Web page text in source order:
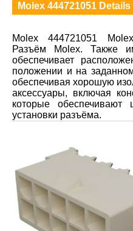
Molex 444721051 Details
Molex 444721051
Разъём Molex. Также
обеспечивает
положении и на
обеспечивая хорошую
аксессуары, включая
которые обеспечивают
установки разъёма.